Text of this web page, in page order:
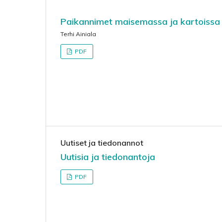
Paikannimet maisemassa ja kartoissa
Terhi Ainiala
PDF
Uutiset ja tiedonannot
Uutisia ja tiedonantoja
PDF